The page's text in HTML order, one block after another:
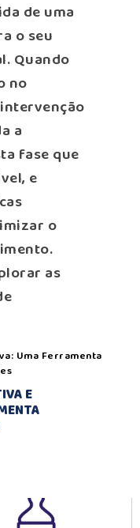
de uma
o seu
Quando
no
a
fase que
e
o
as
E